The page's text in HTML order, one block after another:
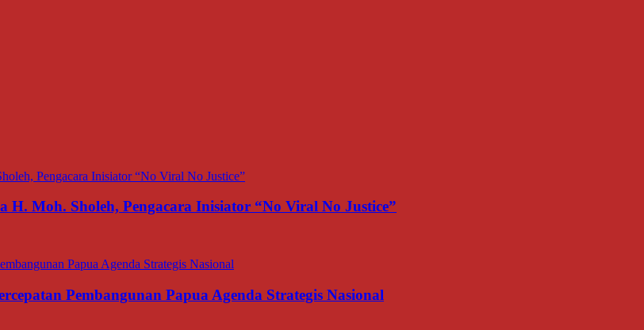
Moh. Sholeh, Pengacara Inisiator “No Viral No Justice”
Pembangunan Papua Agenda Strategis Nasional